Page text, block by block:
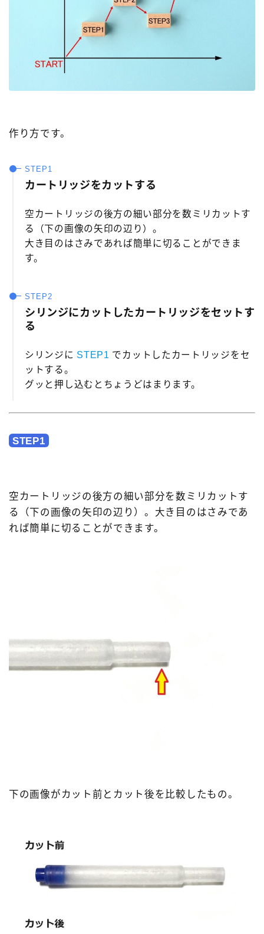
作り方です。
カートリッジをカットする
空カートリッジの後方の細い部分を数ミリカットす
る（下の画像の矢印の辺り）。
大き目のはさみであれば簡単に切ることができま
す。
シリンジにカットしたカートリッジをセットす
る
シリンジに STEP1 でカットしたカートリッジをセ
ットする。
グッと押し込むとちょうどはまります。
STEP1
空カートリッジの後方の細い部分を数ミリカットす
る（下の画像の矢印の辺り）。大き目のはさみであ
れば簡単に切ることができます。
下の画像がカット前とカット後を比較したもの。